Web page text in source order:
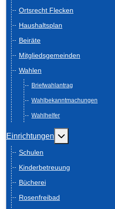
Ortsrecht Flecken
Haushaltsplan
Beiräte
Mitgliedsgemeinden
Wahlen
Briefwahlantrag
Wahlbekanntmachungen
Wahlhelfer
Einrichtungen Weitere
Schulen
Kinderbetreuung
Bücherei
Rosenfreibad